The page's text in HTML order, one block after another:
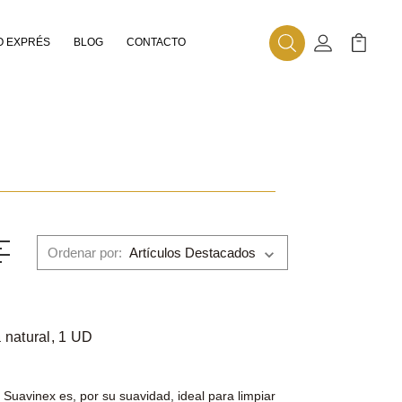
EXPRÉS BLOG CONTACTO BuscarMi Cuenta
Mi
Ordenar por:
natural, 1 UD
es, por su suavidad, ideal para limpiar